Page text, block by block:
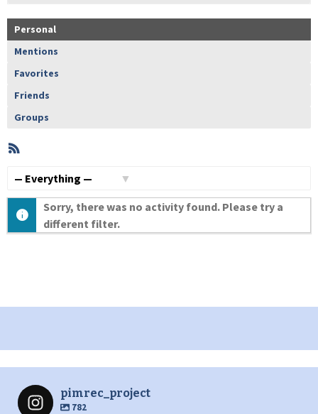
Personal
Mentions
Favorites
Friends
Groups
Member
Activities
Sorry, there was no activity found. Please try a
different filter.
pimrec_project
782